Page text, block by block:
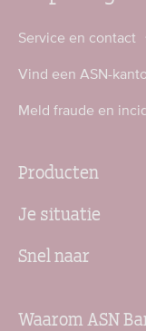
Service en contact
Vind een ASN-
Meld fraude en
Producten
Je situatie
Snel naar
Waarom ASN